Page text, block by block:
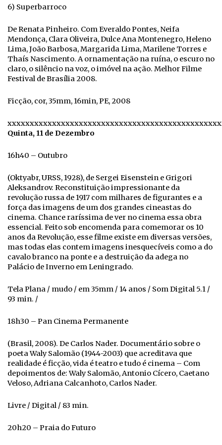
6) Superbarroco
De Renata Pinheiro. Com Everaldo Pontes, Neifa
Mendonça, Clara Oliveira, Dulce Ana Montenegro, Heleno
Lima, João Barbosa, Margarida Lima, Marilene Torres e
Thaís Nascimento. A ornamentação na ruína, o escuro no
claro, o silêncio na voz, o imóvel na ação. Melhor Filme
Festival de Brasília 2008.
Ficção, cor, 35mm, 16min, PE, 2008
Quinta, 11 de Dezembro
16h40 – Outubro
(Oktyabr, URSS, 1928), de Sergei Eisenstein e Grigori
Aleksandrov. Reconstituição impressionante da
revolução russa de 1917 com milhares de figurantes e a
força das imagens de um dos grandes cineastas do
cinema. Chance raríssima de ver no cinema essa obra
essencial. Feito sob encomenda para comemorar os 10
anos da Revolução, esse filme existe em diversas versões,
mas todas elas contem imagens inesquecíveis como a do
cavalo branco na ponte e a destruição da adega no
Palácio de Inverno em Leningrado.
Tela Plana / mudo / em 35mm / 14 anos / Som Digital 5.1 /
93 min. /
18h30 – Pan Cinema Permanente
(Brasil, 2008). De Carlos Nader. Documentário sobre o
poeta Waly Salomão (1944-2003) que acreditava que
realidade é ficção, vida é teatro e tudo é cinema – Com
depoimentos de: Waly Salomão, Antonio Cícero, Caetano
Veloso, Adriana Calcanhoto, Carlos Nader.
Livre / Digital / 83 min.
20h20 – Praia do Futuro